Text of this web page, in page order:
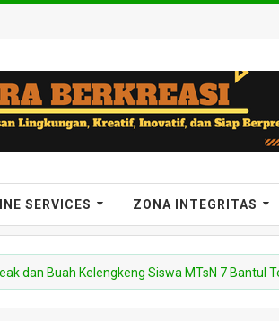
SERVICES ZONA INTEGRITAS
Kelengkeng Siswa MTsN 7 Bantul